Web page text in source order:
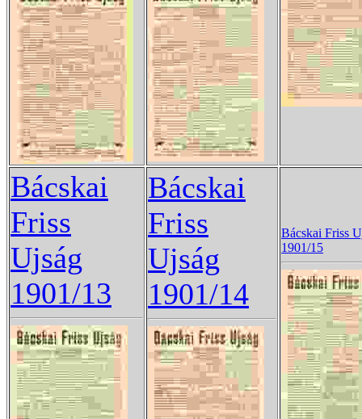
Bácskai
Friss
Ujság
1901/13
Bácskai
Friss
Ujság
1901/14
Bácskai Friss
1901/15